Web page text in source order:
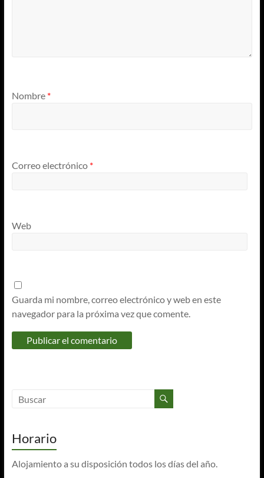
Nombre *
Correo electrónico *
Web
Guarda mi nombre, correo electrónico y web en este
navegador para la próxima vez que comente.
Horario
Alojamiento a su disposición todos los días del año.